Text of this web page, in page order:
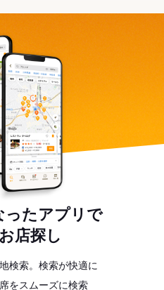
ったアプリで
店探し
検索。検索が快適に
をスムーズに検索